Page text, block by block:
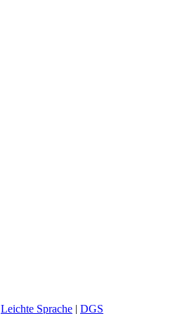
Leichte Sprache | DGS